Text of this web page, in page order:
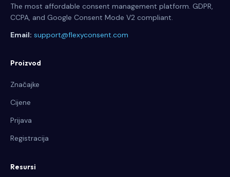
The most affordable consent management platform. GDPR,
CCPA, and Google Consent Mode V2 compliant.
Email: support@flexyconsent.com
Proizvod
Značajke
Cijene
Prijava
Registracija
Resursi